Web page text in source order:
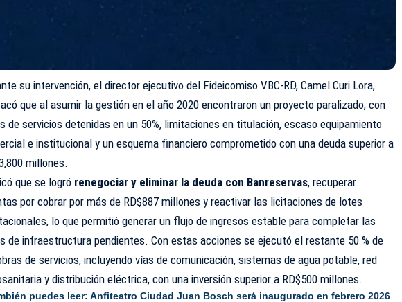
su intervención, el director ejecutivo del Fideicomiso VBC-RD, Camel Curi Lora,
que al asumir la gestión en el año 2020 encontraron un proyecto paralizado, con
de servicios detenidas en un 50%, limitaciones en titulación, escaso equipamiento
e institucional y un esquema financiero comprometido con una deuda superior a
millones.
que se logró renegociar y eliminar la deuda con Banreservas, recuperar
por cobrar por más de RD$887 millones y reactivar las licitaciones de lotes
lo que permitió generar un flujo de ingresos estable para completar las
de infraestructura pendientes. Con estas acciones se ejecutó el restante 50 % de
de servicios, incluyendo vías de comunicación, sistemas de agua potable, red
y distribución eléctrica, con una inversión superior a RD$500 millones.
puedes leer: Anfiteatro Ciudad Juan Bosch será inaugurado en febrero 2026